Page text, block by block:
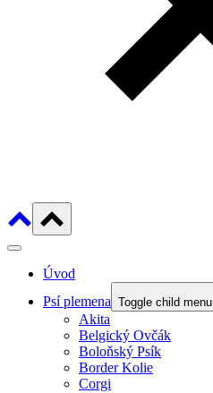
Úvod
Psí plemena Toggle child menu
Akita
Belgický Ovčák
Boloňský Psík
Border Kolie
Corgi